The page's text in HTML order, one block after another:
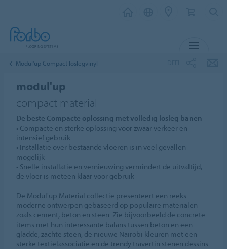
Modul'up Compact loslegvinyl
modul'up
compact material
De beste Compacte oplossing met volledig losleg banen
• Compacte en sterke oplossing voor zwaar verkeer en
intensief gebruik
• Installatie over bestaande vloeren is in veel gevallen
mogelijk
• Snelle installatie en vernieuwing vermindert de uitvaltijd,
de vloer is meteen klaar voor gebruik
De Modul'up Material collectie presenteert een reeks
moderne ontwerpen gebaseerd op populaire materialen
zoals cement, beton en steen. Zie bijvoorbeeld de concrete
items met hun interessante balans tussen beton en een
gladde, zachte steen, de nieuwe Nairobi kleuren met een
sterke textielassociatie en de trendy travertin stenen dessins.